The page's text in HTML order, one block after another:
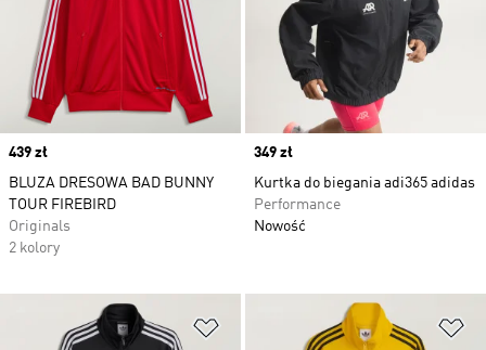
Price
439 zł
BLUZA DRESOWA BAD BUNNY
TOUR FIREBIRD
Originals
2 kolory
Price
349 zł
Kurtka do biegania adi365 adidas
Performance
Nowość
Dodaj do listy życzeń